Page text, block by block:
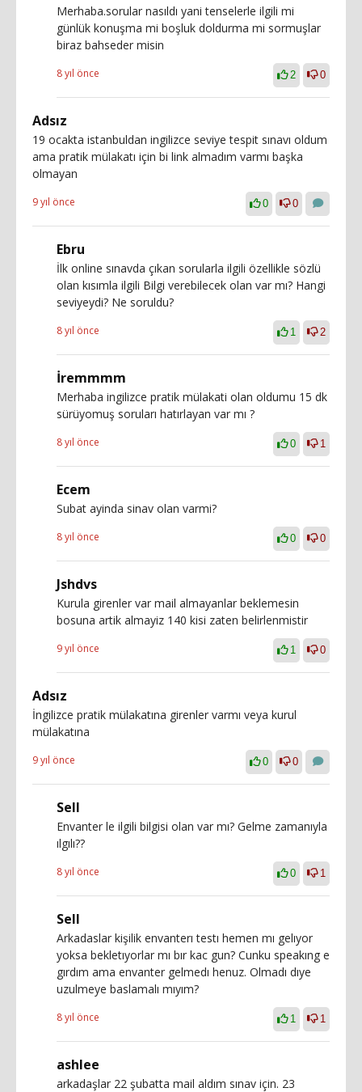
Merhaba.sorular nasıldı yani tenselerle ilgili mi
günlük konuşma mi boşluk doldurma mi sormuşlar
biraz bahseder misin
8 yıl önce 2 0
Adsız
19 ocakta istanbuldan ingilizce seviye tespit sınavı oldum
ama pratik mülakatı için bi link almadım varmı başka
olmayan
9 yıl önce 0 0
Ebru
İlk online sınavda çıkan sorularla ilgili özellikle sözlü
olan kısımla ilgili Bilgi verebilecek olan var mı? Hangi
seviyeydi? Ne soruldu?
8 yıl önce 1 2
İremmmm
Merhaba ingilizce pratik mülakati olan oldumu 15 dk
sürüyomuş soruları hatırlayan var mı ?
8 yıl önce 0 1
Ecem
Subat ayinda sinav olan varmi?
8 yıl önce 0 0
Jshdvs
Kurula girenler var mail almayanlar beklemesin
bosuna artik almayiz 140 kisi zaten belirlenmistir
9 yıl önce 1 0
Adsız
İngilizce pratik mülakatına girenler varmı veya kurul
mülakatına
9 yıl önce 0 0
Sell
Envanter le ilgili bilgisi olan var mı? Gelme zamanıyla
ılgılı??
8 yıl önce 0 1
Sell
Arkadaslar kişilik envanterı testı hemen mı gelıyor
yoksa bekletıyorlar mı bır kac gun? Cunku speakıng e
gırdım ama envanter gelmedı henuz. Olmadı dıye
uzulmeye baslamalı mıyım?
8 yıl önce 1 1
ashlee
arkadaşlar 22 şubatta mail aldım sınav için. 23